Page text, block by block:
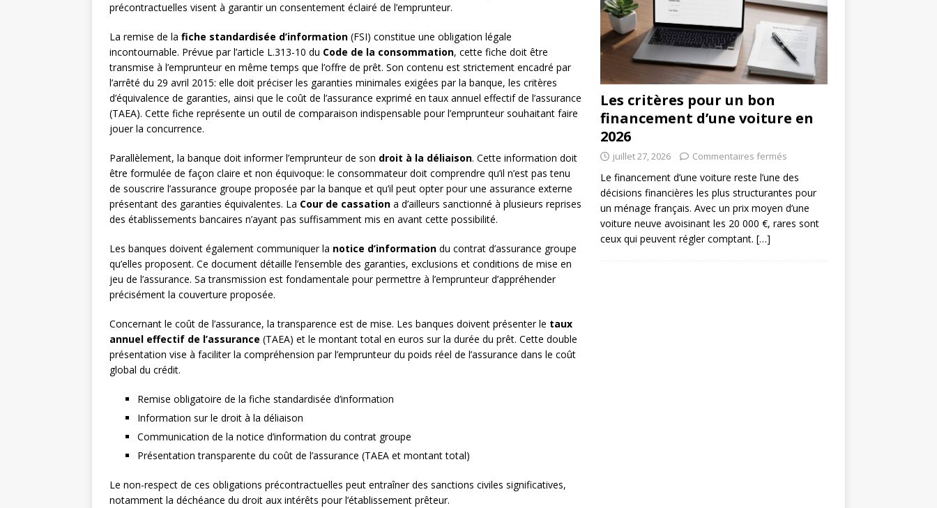
précontractuelles visent à garantir un consentement éclairé de l’emprunteur.
La remise de la fiche standardisée d’information (FSI) constitue une obligation légale
incontournable. Prévue par l’article L.313-10 du Code de la consommation, cette fiche doit être
transmise à l’emprunteur en même temps que l’offre de prêt. Son contenu est strictement encadré par
l’arrêté du 29 avril 2015: elle doit préciser les garanties minimales exigées par la banque, les critères
d’équivalence de garanties, ainsi que le coût de l’assurance exprimé en taux annuel effectif de l’assurance
(TAEA). Cette fiche représente un outil de comparaison indispensable pour l’emprunteur souhaitant faire
jouer la concurrence.
Parallèlement, la banque doit informer l’emprunteur de son droit à la déliaison. Cette information doit
être formulée de façon claire et non équivoque: le consommateur doit comprendre qu’il n’est pas tenu
de souscrire l’assurance groupe proposée par la banque et qu’il peut opter pour une assurance externe
présentant des garanties équivalentes. La Cour de cassation a d’ailleurs sanctionné à plusieurs reprises
des établissements bancaires n’ayant pas suffisamment mis en avant cette possibilité.
Les banques doivent également communiquer la notice d’information du contrat d’assurance groupe
qu’elles proposent. Ce document détaille l’ensemble des garanties, exclusions et conditions de mise en
jeu de l’assurance. Sa transmission est fondamentale pour permettre à l’emprunteur d’appréhender
précisément la couverture proposée.
Concernant le coût de l’assurance, la transparence est de mise. Les banques doivent présenter le taux
annuel effectif de l’assurance (TAEA) et le montant total en euros sur la durée du prêt. Cette double
présentation vise à faciliter la compréhension par l’emprunteur du poids réel de l’assurance dans le coût
global du crédit.
Remise obligatoire de la fiche standardisée d’information
Information sur le droit à la déliaison
Communication de la notice d’information du contrat groupe
Présentation transparente du coût de l’assurance (TAEA et montant total)
Le non-respect de ces obligations précontractuelles peut entraîner des sanctions civiles significatives,
notamment la déchéance du droit aux intérêts pour l’établissement prêteur.
Les critères pour un bon
financement d’une voiture en
2026
juillet 27, 2026 Commentaires fermés
Le financement d’une voiture reste l’une des
décisions financières les plus structurantes pour
un ménage français. Avec un prix moyen d’une
voiture neuve avoisinant les 20 000 €, rares sont
ceux qui peuvent régler comptant. […]